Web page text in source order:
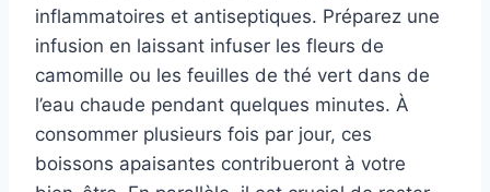
inflammatoires et antiseptiques. Préparez une
infusion en laissant infuser les fleurs de
camomille ou les feuilles de thé vert dans de
l’eau chaude pendant quelques minutes. À
consommer plusieurs fois par jour, ces
boissons apaisantes contribueront à votre